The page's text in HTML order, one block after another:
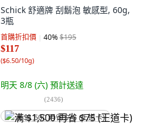
Schick 舒適牌 刮鬍泡 敏感型, 60g,
3瓶
首購折扣價 40%$195
$117
($6.50/10g)
明天 8/8 (六) 預計送達
(2436)
满 $1,500 再省 $75 (王道卡)